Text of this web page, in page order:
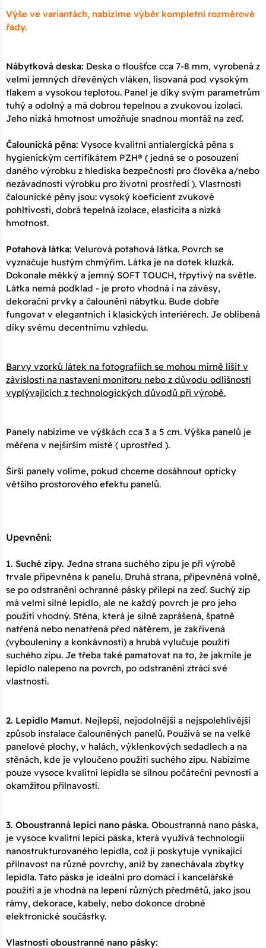
25x80x3 - 02 béžová
Kód: Plot 25x80x3 - 02 béžová
432 Kč
14 dní
30x80x3 - 02 béžová 432 Kč
15x100x3 - 02 béžová
Kód: Plot 15x100x3 - 02 béžová
432 Kč
14 dní
20x110x3 - 02 béžová 476 Kč
15x110x3 - 02 béžová
Kód: Plot 15x110x3 - 02 béžová
476 Kč
14 dní
25x90x3 - 02 béžová
Kód: Plot 25x90x3 - 02 béžová
484 Kč
14 dní
20x120x3 - 02 béžová
Kód: Plot 20x120x3 - 02 béžová
518 Kč
14 dní
15x120x3 - 02 béžová
Kód: Plot 15x120x3 - 02 béžová
518 Kč
25x100x3 - 02 béžová
Kód: Plot 25x100x3 - 02 béžová
536 Kč
25x110x3 - 02 béžová
Kód: Plot 25x110x3 - 02 béžová
589 Kč
14 dní
30x110x3 - 02 béžová
Kód: Plot 30x110x3 - 02 béžová
589 Kč
14 dní
25x120x3 - 02 béžová
Kód: Plot 25x120x3 - 02 béžová
649 Kč
14 dní
Výše ve variantách, nabízíme výběr kompletní rozměrové
řady.
Nábytková deska: Deska o tloušťce cca 7-8 mm, vyrobená z
velmi jemných dřevěných vláken, lisovaná pod vysokým
tlakem a vysokou teplotou. Panel je díky svým parametrům
tuhý a odolný a má dobrou tepelnou a zvukovou izolaci.
Jeho nízká hmotnost umožňuje snadnou montáž na zeď.
Čalounická pěna: Vysoce kvalitní antialergická pěna s
hygienickým certifikátem PZH® ( jedná se o posouzení
daného výrobku z hlediska bezpečnosti pro člověka a/nebo
nezávadnosti výrobku pro životní prostředí ). Vlastnosti
čalounické pěny jsou: vysoký koeficient zvukové
pohltivosti, dobrá tepelná izolace, elasticita a nízká
hmotnost.
Potahová látka: Velurová potahová látka. Povrch se
vyznačuje hustým chmýřím. Látka je na dotek kluzká.
Dokonale měkký a jemný SOFT TOUCH, třpytivý na světle.
Látka nemá podklad - je proto vhodná i na závěsy,
dekorační prvky a čalounění nábytku. Bude dobře
fungovat v elegantních i klasických interiérech. Je oblíbená
díky svému decentnímu vzhledu.
Barvy vzorků látek na fotografiích se mohou mírně lišit v
závislosti na nastavení monitoru nebo z důvodu odlišností
vyplývajících z technologických důvodů při výrobě.
Panely nabízíme ve výškách cca 3 a 5 cm. Výška panelů je
měřena v nejširším místě ( uprostřed ).
Širší panely volíme, pokud chceme dosáhnout opticky
většího prostorového efektu panelů.
Upevnění:
1. Suché zipy. Jedna strana suchého zipu je při výrobě
trvale připevněna k panelu. Druhá strana, připevněná volně,
se po odstranění ochranné pásky přilepí na zeď. Suchý zip
má velmi silné lepidlo, ale ne každý povrch je pro jeho
použití vhodný. Stěna, která je silně zaprášená, špatně
natřená nebo nenatřená před nátěrem, je zakřivená
(vybouleniny a konkávnosti) a hrubá vylučuje použití
suchého zipu. Je třeba také pamatovat na to, že jakmile je
lepidlo nalepeno na povrch, po odstranění ztrácí své
vlastnosti.
2. Lepidlo Mamut. Nejlepší, nejodolnější a nejspolehlivější
způsob instalace čalouněných panelů. Používá se na velké
panelové plochy, v halách, výklenkových sedadlech a na
stěnách, kde je vyloučeno použití suchého zipu. Nabízíme
pouze vysoce kvalitní lepidla se silnou počáteční pevností a
okamžitou přilnavostí.
3. Oboustranná lepící nano páska. Oboustranná nano páska,
je vysoce kvalitní lepicí páska, která využívá technologii
nanostrukturovaného lepidla, což jí poskytuje vynikající
přilnavost na různé povrchy, aniž by zanechávala zbytky
lepidla. Tato páska je ideální pro domácí i kancelářské
použití a je vhodná na lepení různých předmětů, jako jsou
rámy, dekorace, kabely, nebo dokonce drobné
elektronické součástky.
Vlastnosti oboustranné nano pásky: